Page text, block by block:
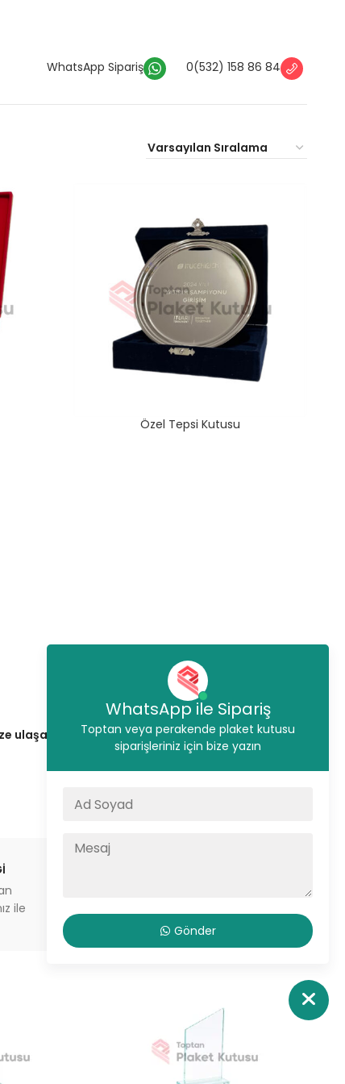
WhatsApp Sipariş 0(532) 158 86 84
Özel Tepsi Kutusu
ulaşarak fiyat teklifinizi alın.
ile
WhatsApp ile Sipariş
Toptan veya perakende plaket kutusu
siparişleriniz için bize yazın
Gönder